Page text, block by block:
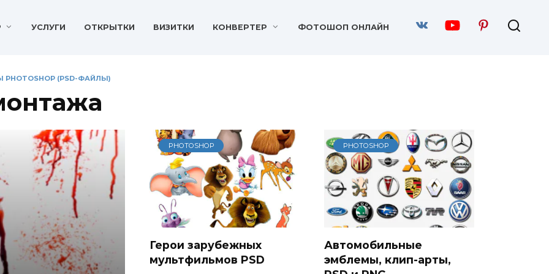
УСЛУГИ ОТКРЫТКИ ВИЗИТКИ КОНВЕРТЕР ФОТОШОП ОНЛАЙН
(PSD-ФАЙЛЫ)
PHOTOSHOP
Герои зарубежных
мультфильмов PSD
PHOTOSHOP
Автомобильные
эмблемы, клип-арты,